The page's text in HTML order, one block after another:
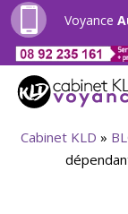
Voyance
Cabinet KLD »